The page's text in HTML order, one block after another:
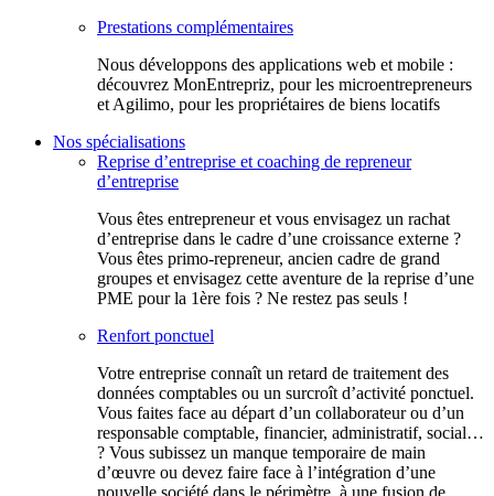
Prestations complémentaires
Nous développons des applications web et mobile :
découvrez MonEntrepriz, pour les microentrepreneurs
et Agilimo, pour les propriétaires de biens locatifs
Nos spécialisations
Reprise d’entreprise et coaching de repreneur
d’entreprise
Vous êtes entrepreneur et vous envisagez un rachat
d’entreprise dans le cadre d’une croissance externe ?
Vous êtes primo-repreneur, ancien cadre de grand
groupes et envisagez cette aventure de la reprise d’une
PME pour la 1ère fois ? Ne restez pas seuls !
Renfort ponctuel
Votre entreprise connaît un retard de traitement des
données comptables ou un surcroît d’activité ponctuel.
Vous faites face au départ d’un collaborateur ou d’un
responsable comptable, financier, administratif, social…
? Vous subissez un manque temporaire de main
d’œuvre ou devez faire face à l’intégration d’une
nouvelle société dans le périmètre, à une fusion de